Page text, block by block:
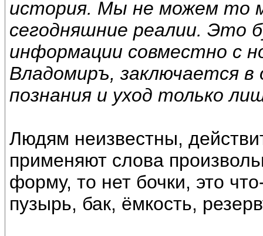
история. Мы не можем то
сегодняшние реалии. Это
информации совместно с
Владомиръ, заключается
познания и уход только
Людям неизвестны,
применяют слова
форму, то нет бочки, это
пузырь, бак, ёмкость,